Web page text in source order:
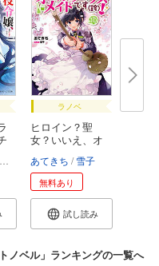
ラノベ
ヒロイン？聖
女？いいえ、オ
あてきち 雪子
無料あり
試し読み
ノベル」ランキングの一覧へ